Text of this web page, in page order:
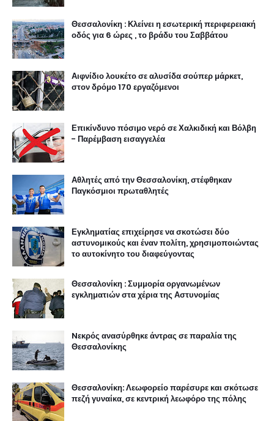
Θεσσαλονίκη : Κλείνει η εσωτερική περιφερειακή
οδός για 6 ώρες , το βράδυ του Σαββάτου
Αιφνίδιο λουκέτο σε αλυσίδα σούπερ μάρκετ,
στον δρόμο 170 εργαζόμενοι
Επικίνδυνο πόσιμο νερό σε Χαλκιδική και Βόλβη
- Παρέμβαση εισαγγελέα
Αθλητές από την Θεσσαλονίκη, στέφθηκαν
Παγκόσμιοι πρωταθλητές
Εγκληματίας επιχείρησε να σκοτώσει δύο
αστυνομικούς και έναν πολίτη, χρησιμοποιώντας
το αυτοκίνητο του διαφεύγοντας
Θεσσαλονίκη : Συμμορία οργανωμένων
εγκληματιών στα χέρια της Αστυνομίας
Nεκρός ανασύρθηκε άντρας σε παραλία της
Θεσσαλονίκης
Θεσσαλονίκη: Λεωφορείο παρέσυρε και σκότωσε
πεζή γυναίκα, σε κεντρική λεωφόρο της πόλης